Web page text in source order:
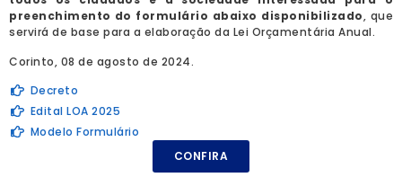
preenchimento do formulário abaixo disponibilizado, que
servirá de base para a elaboração da Lei Orçamentária Anual.
Corinto, 08 de agosto de 2024.
Decreto
Edital LOA 2025
Modelo Formulário
CONFIRA